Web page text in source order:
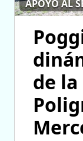
APOYO AL
de